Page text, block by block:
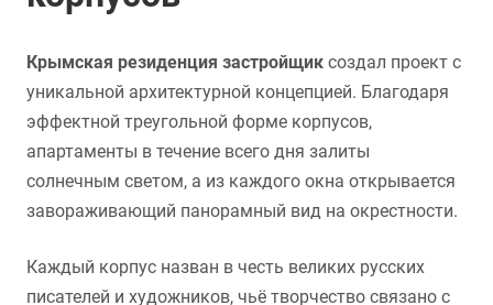
Крымская резиденция застройщик создал проект с
уникальной архитектурной концепцией. Благодаря
эффектной треугольной форме корпусов,
апартаменты в течение всего дня залиты
солнечным светом, а из каждого окна открывается
завораживающий панорамный вид на окрестности.
Каждый корпус назван в честь великих русских
писателей и художников, чьё творчество связано с